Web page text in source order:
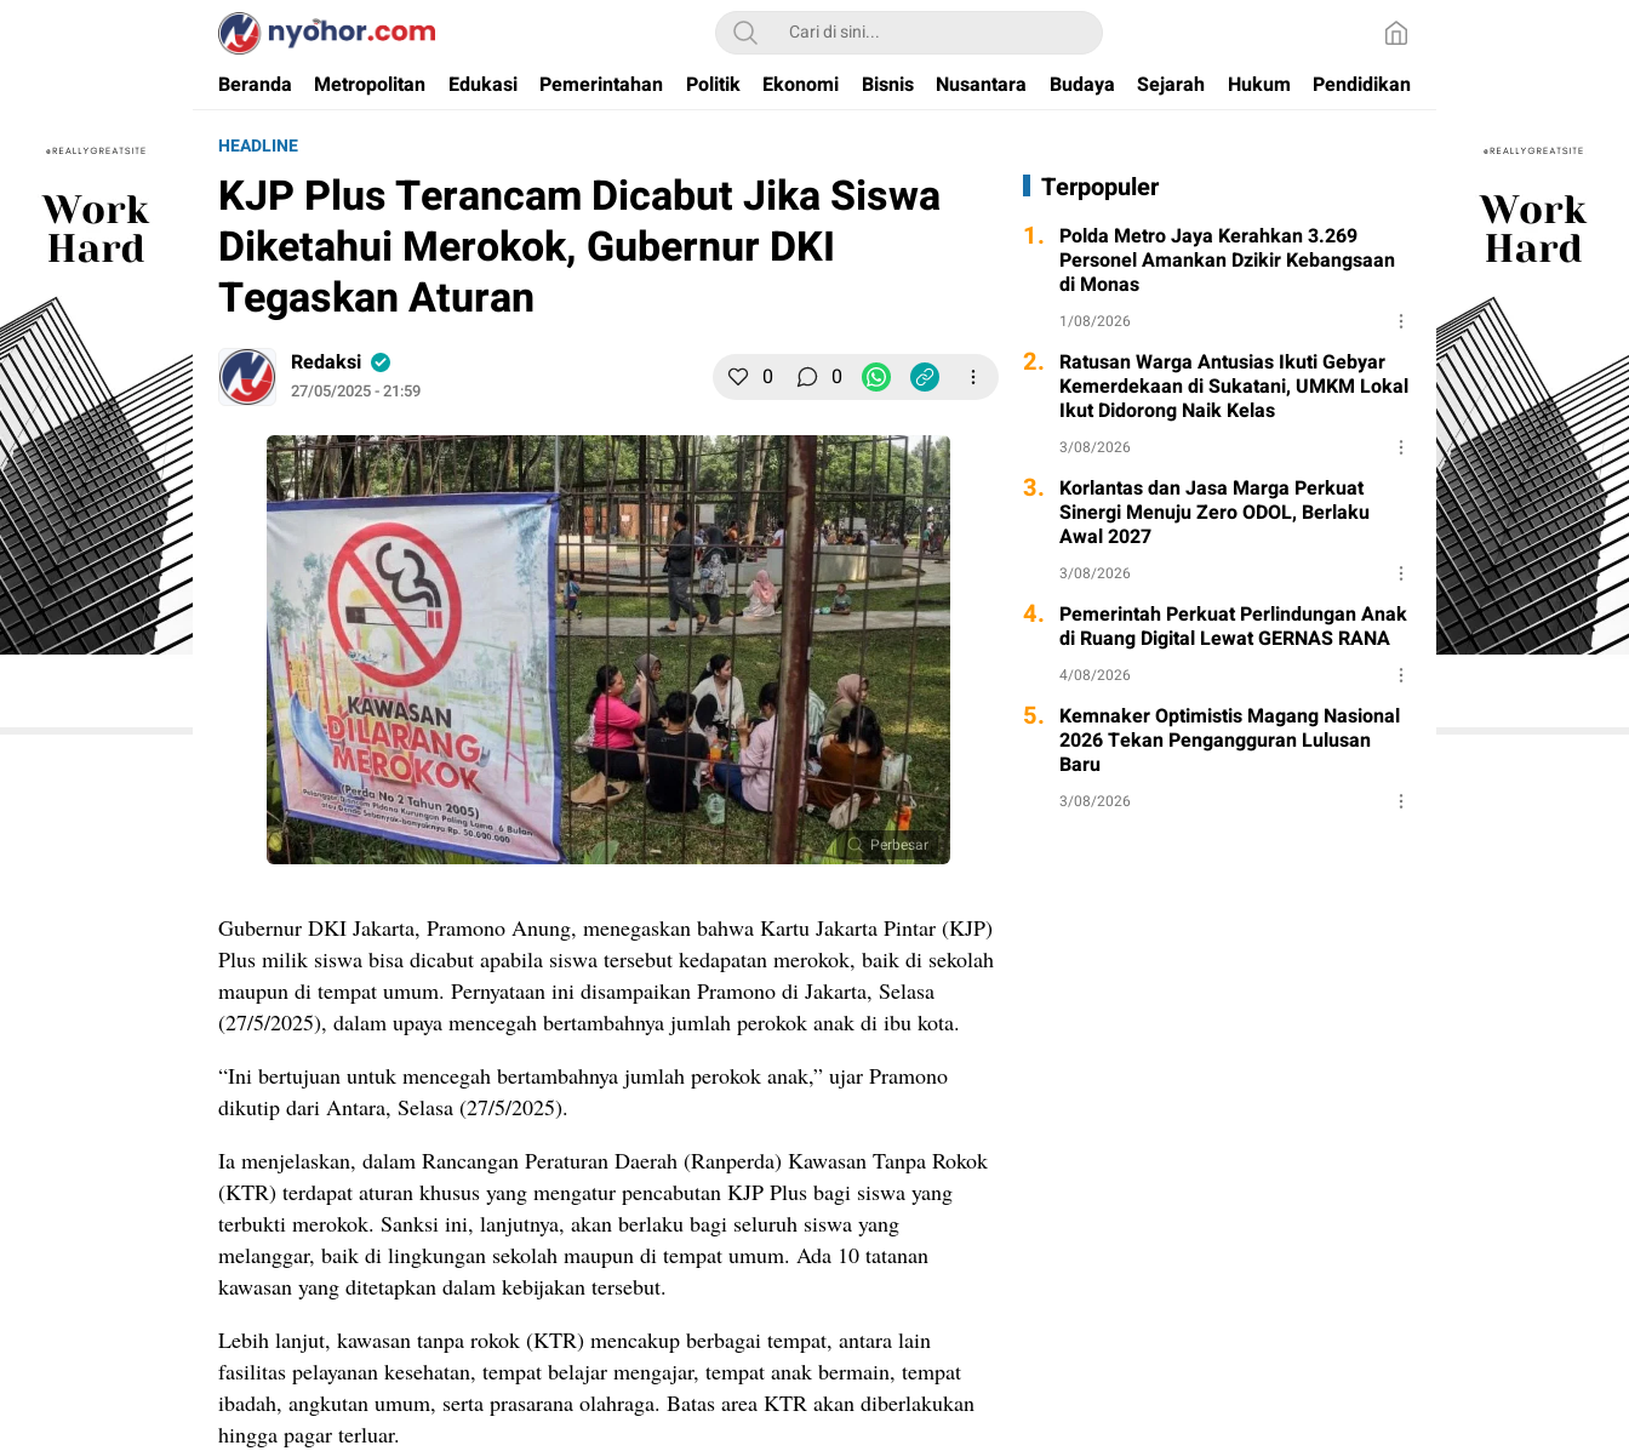
Nyohor.com
Media Informasi Ternyohor
Beranda Metropolitan Edukasi Pemerintahan Politik Ekonomi Bisnis Nusantara Budaya Sejarah Hukum Pendidikan
HEADLINE
KJP Plus Terancam Dicabut Jika Siswa
Diketahui Merokok, Gubernur DKI
Tegaskan Aturan
Redaksi
27/05/2025 - 21:59 0 0
Perbesar
Gubernur DKI Jakarta, Pramono Anung, menegaskan bahwa Kartu Jakarta Pintar (KJP)
Plus milik siswa bisa dicabut apabila siswa tersebut kedapatan merokok, baik di sekolah
maupun di tempat umum. Pernyataan ini disampaikan Pramono di Jakarta, Selasa
(27/5/2025), dalam upaya mencegah bertambahnya jumlah perokok anak di ibu kota.
“Ini bertujuan untuk mencegah bertambahnya jumlah perokok anak,” ujar Pramono
dikutip dari Antara, Selasa (27/5/2025).
Ia menjelaskan, dalam Rancangan Peraturan Daerah (Ranperda) Kawasan Tanpa Rokok
(KTR) terdapat aturan khusus yang mengatur pencabutan KJP Plus bagi siswa yang
terbukti merokok. Sanksi ini, lanjutnya, akan berlaku bagi seluruh siswa yang
melanggar, baik di lingkungan sekolah maupun di tempat umum. Ada 10 tatanan
kawasan yang ditetapkan dalam kebijakan tersebut.
Lebih lanjut, kawasan tanpa rokok (KTR) mencakup berbagai tempat, antara lain
fasilitas pelayanan kesehatan, tempat belajar mengajar, tempat anak bermain, tempat
ibadah, angkutan umum, serta prasarana olahraga. Batas area KTR akan diberlakukan
hingga pagar terluar.
Terpopuler
1. Polda Metro Jaya Kerahkan 3.269
Personel Amankan Dzikir Kebangsaan
di Monas
1/08/2026
2. Ratusan Warga Antusias Ikuti Gebyar
Kemerdekaan di Sukatani, UMKM Lokal
Ikut Didorong Naik Kelas
3/08/2026
3. Korlantas dan Jasa Marga Perkuat
Sinergi Menuju Zero ODOL, Berlaku
Awal 2027
3/08/2026
4. Pemerintah Perkuat Perlindungan Anak
di Ruang Digital Lewat GERNAS RANA
4/08/2026
5. Kemnaker Optimistis Magang Nasional
2026 Tekan Pengangguran Lulusan
Baru
3/08/2026